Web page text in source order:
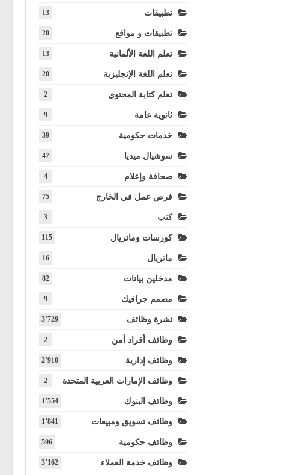
تطبيقات 13
تطبيقات و مواقع 20
تعلم اللغة الألمانية 13
تعلم اللغة الإنجليزية 20
تعلم كتابة المحتوي 2
ثانوية عامة 9
خدمات حكومية 39
سوشيال ميديا 47
صحافة وإعلام 4
فرص عمل في الخارج 75
كتب 3
كورسات وماتريال 115
ماتريال 16
مدخلين بيانات 82
مصمم جرافيك 9
نشرة وظائف 3٬729
وظائف أفراد أمن 2
وظائف إدارية 2٬910
وظائف الإمارات العربية المتحدة 2
وظائف البنوك 1٬554
وظائف تسويق ومبيعات 1٬841
وظائف حكومية 596
وظائف خدمة العملاء 3٬162